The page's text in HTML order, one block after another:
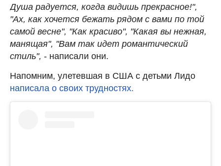
Душа радуется, когда видишь прекрасное!",
"Ах, как хочется бежать рядом с вами по той
самой весне", "Как красиво", "Какая вы нежная,
манящая", "Вам так идет романтический
стиль", - написали они.
Напомним, улетевшая в США с детьми Лидо
написала о своих трудностях.